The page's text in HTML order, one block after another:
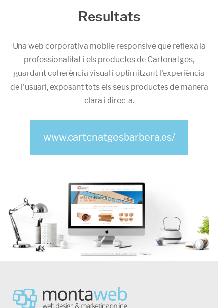
Resultats
Una web corporativa mobile responsive que reflexa la
professionalitat i els productes de Cartonatges,
guardant coherència visual i optimitzant l'experiència
de l'usuari, exposant tots els seus productes de manera
clara i directa.
www.cartonatgesbarbera.es/